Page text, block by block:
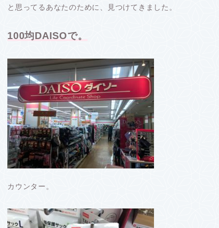
と思ってるあなたのために、見つけてきました。
100均DAISOで。
カウンター。